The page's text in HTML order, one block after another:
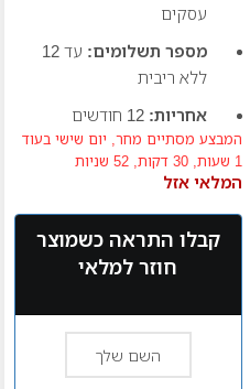
עסקים
מספר תשלומים:
עד 12
ללא ריבית
אחריות: 12 חודשים
המבצע מסתיים מחר, יום שישי בעוד
1 שעות, 30 דקות, 51 שניות
המלאי אזל
קבלו התראה כשמוצר
חוזר למלאי